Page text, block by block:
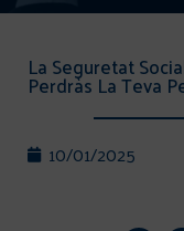
La Seguretat
Perdràs La Teva
10/01/2025